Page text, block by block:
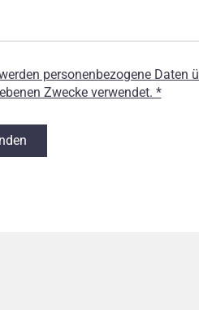
personenbezogene
Zwecke verwendet. *